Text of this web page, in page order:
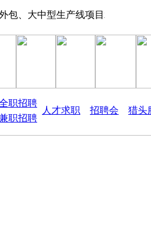
、大中型生产线项目承包、物
职招聘
人才求职 招聘会 猎头
职招聘